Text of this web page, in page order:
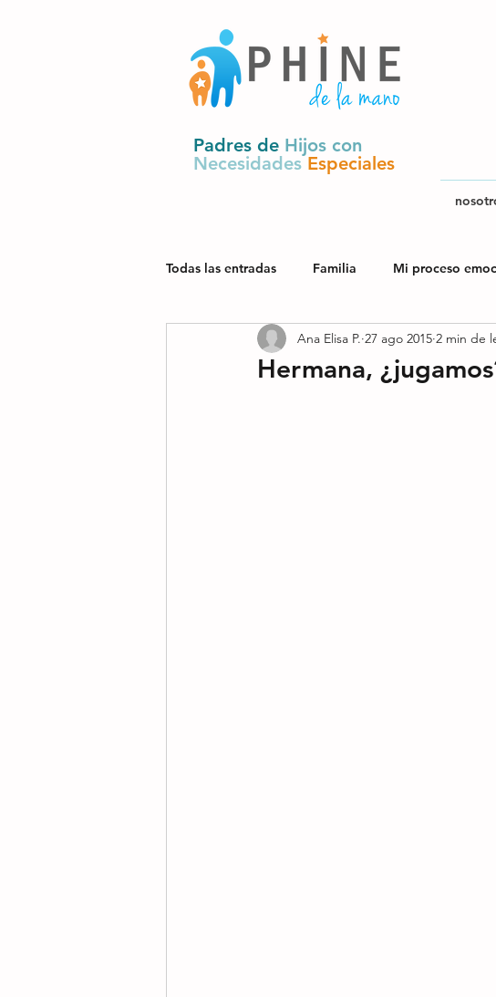
Padres de Hijos con
NecesidadesEspeciales
Todas las entradas Familia Mi proceso
Derechos y política pública
Hermana,
Ana Elisa P. 27 ago 2015 2 min de